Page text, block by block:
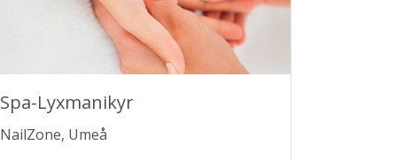
Spa-Lyxmanikyr
NailZone, Umeå